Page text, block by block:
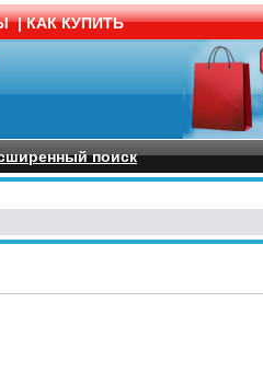
| КАК КУПИТЬ
поиск